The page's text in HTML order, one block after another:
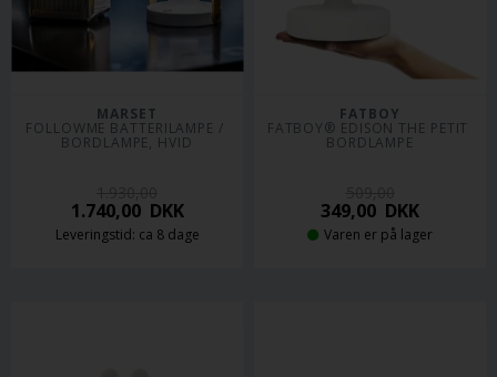
MARSET
FOLLOWME BATTERILAMPE /
BORDLAMPE, HVID
1.740,00DKK
Leveringstid: ca 8 dage
FATBOY
FATBOY® EDISON THE PETIT
BORDLAMPE
349,00 DKK
Varen er på lager